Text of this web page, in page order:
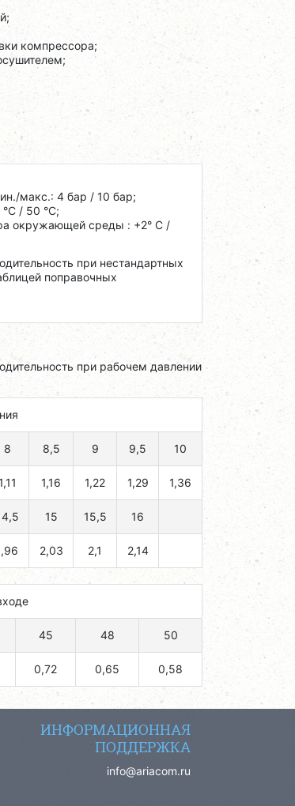
компрессора;
макс.: 4 бар / 10 бар;
/ 50 °C;
окружающей среды : +2° С /
при нестандартных
поправочных
при рабочем давлении
8 8,5 9 9,5 10
1,16 1,22 1,29 1,36
15 15,5 16
2,03 2,1 2,14
45 48 50
0,72 0,65 0,58
ИНФОРМАЦИОННАЯ
ПОДДЕРЖКА
info@ariacom.ru